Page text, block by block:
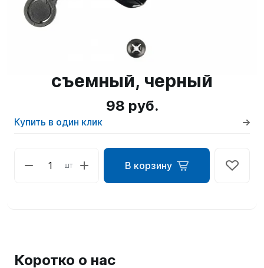
Ремешок для маски
нейлоновый "САРГАН",
съемный, черный
98 руб.
Купить в один клик
шт В корзину
Коротко о нас